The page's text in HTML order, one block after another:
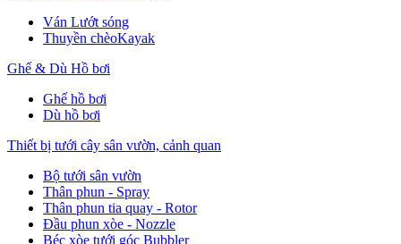
Ván Lướt sóng
Thuyền chèoKayak
Ghế & Dù Hồ bơi
Ghế hồ bơi
Dù hồ bơi
Thiết bị tưới cây sân vườn, cảnh quan
Bộ tưới sân vườn
Thân phun - Spray
Thân phun tia quay - Rotor
Đầu phun xòe - Nozzle
Béc xòe tưới góc Bubbler